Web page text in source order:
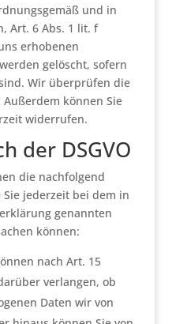
und in
Art. 6 Abs. 1 lit. f
erhobenen
gelöscht, sofern
Wir überprüfen die
können Sie
widerrufen.
der DSGVO
die nachfolgend
jederzeit bei dem in
genannten
können:
nach Art. 15
verlangen, ob
Daten wir von